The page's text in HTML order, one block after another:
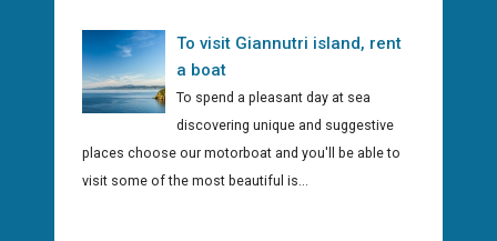
To visit Giannutri island, rent
a boat
To spend a pleasant day at sea
discovering unique and suggestive
places choose our motorboat and you'll be able to
visit some of the most beautiful is...